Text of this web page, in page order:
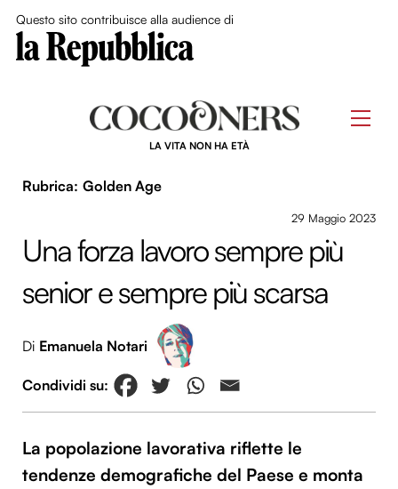
Questo sito contribuisce alla audience di
LA VITA NON HA ETÀ
Golden Age
29 Maggio 2023
Una forza lavoro sempre più
senior e sempre più scarsa
Di Emanuela Notari
La popolazione lavorativa riflette le
tendenze demografiche del Paese e monta